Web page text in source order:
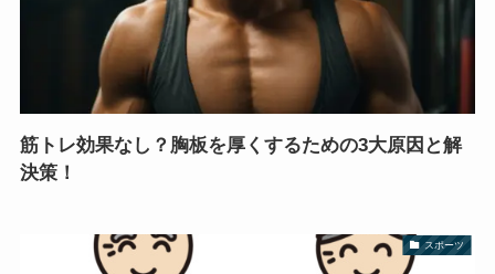
筋トレ効果なし？胸板を厚くするための3大原因と解
決策！
スポーツ